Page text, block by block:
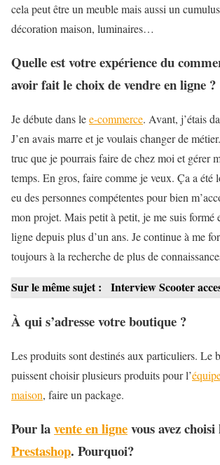
cela peut être un meuble mais aussi un
décoration maison, luminaires…
Quelle est votre expérience du
avoir fait le choix de vendre en ligne ?
Je débute dans lee-commerce. Avant, j’étais
J’en avais marre et je voulais changer de
truc que je pourrais faire de chez moi et gérer
temps. En gros, faire comme je veux. Ça a été
eu des personnes compétentes pour bien
mon projet. Mais petit à petit, je me suis formé
ligne depuis plus d’un ans. Je continue à me
toujours à la recherche de plus de
Sur le même sujet : Interview Scooter
À qui s’adresse votre boutique ?
Les produits sont destinés aux particuliers. Le
puissent choisir plusieurs produits pour l’
maison, faire un package.
Pour lavente en lignevous avez
Prestashop. Pourquoi?